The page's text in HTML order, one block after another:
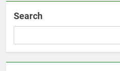
Search